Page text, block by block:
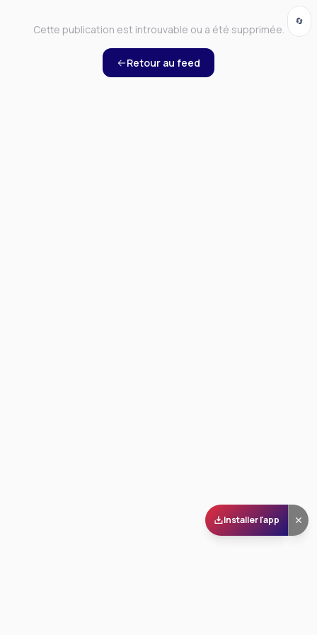
Cette publication est introuvable ou a été supprimée.
Retour au feed
Installer l'app
🔄